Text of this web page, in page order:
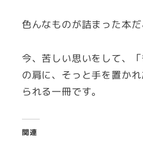
色んなものが詰まった本だ
今、苦しい思いをして、
の肩に、そっと手を置か
られる一冊です。
関連